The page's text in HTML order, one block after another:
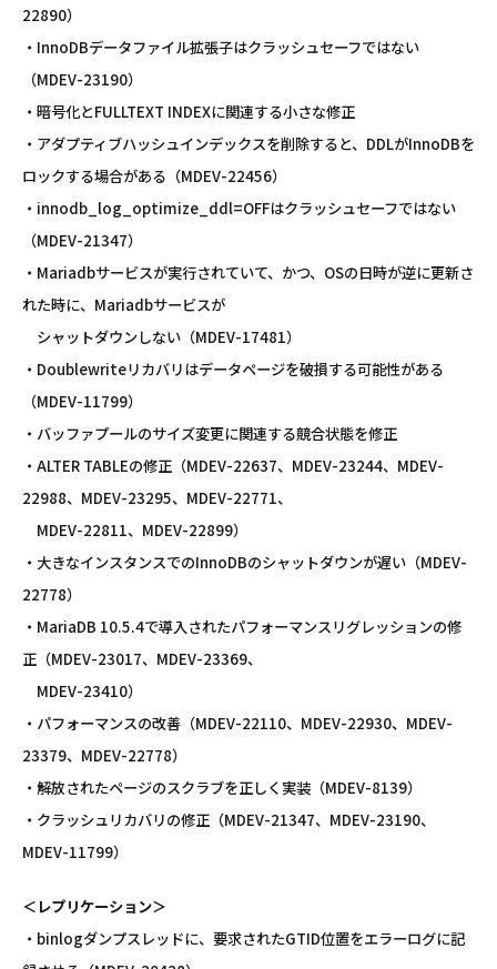
22890）
・InnoDBデータファイル拡張子はクラッシュセーフではない
（MDEV-23190）
・暗号化とFULLTEXT INDEXに関連する小さな修正
・アダプティブハッシュインデックスを削除すると、DDLがInnoDBを
ロックする場合がある（MDEV-22456）
・innodb_log_optimize_ddl=OFFはクラッシュセーフではない
（MDEV-21347）
・Mariadbサービスが実行されていて、かつ、OSの日時が逆に更新さ
れた時に、Mariadbサービスが
シャットダウンしない（MDEV-17481）
・Doublewriteリカバリはデータページを破損する可能性がある
（MDEV-11799）
・バッファプールのサイズ変更に関連する競合状態を修正
・ALTER TABLEの修正（MDEV-22637、MDEV-23244、MDEV-
22988、MDEV-23295、MDEV-22771、
MDEV-22811、MDEV-22899）
・大きなインスタンスでのInnoDBのシャットダウンが遅い（MDEV-
22778）
・MariaDB 10.5.4で導入されたパフォーマンスリグレッションの修
正（MDEV-23017、MDEV-23369、
MDEV-23410）
・パフォーマンスの改善（MDEV-22110、MDEV-22930、MDEV-
23379、MDEV-22778）
・解放されたページのスクラブを正しく実装（MDEV-8139）
・クラッシュリカバリの修正（MDEV-21347、MDEV-23190、
MDEV-11799）
＜レプリケーション＞
・binlogダンプスレッドに、要求されたGTID位置をエラーログに記